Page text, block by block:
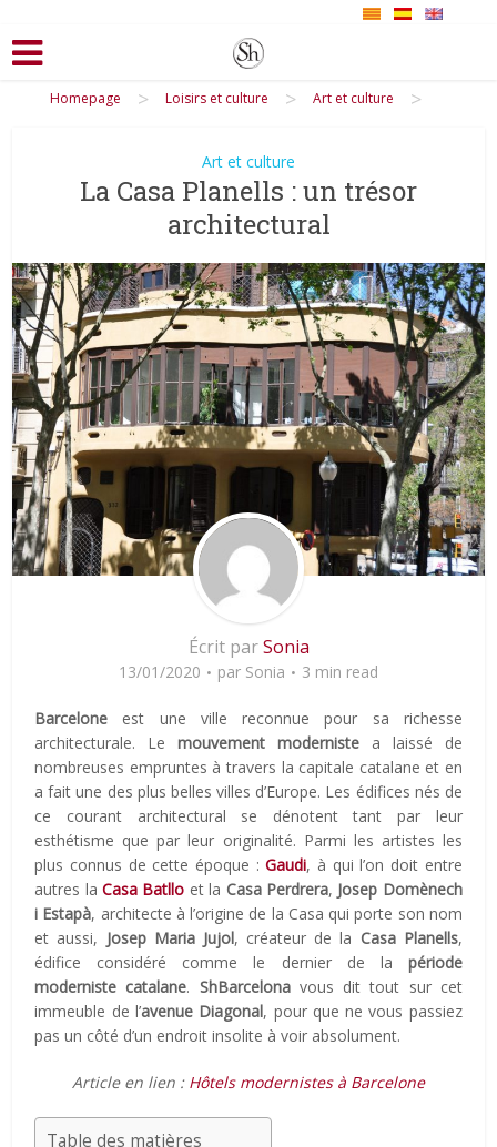
Homepage > Loisirs et culture > Art et culture >
Art et culture
La Casa Planells : un trésor
architectural
Écrit parSonia
13/01/2020 par Sonia 3 min read
Barcelone est une ville reconnue pour sa richesse
architecturale. Lemouvement moderniste a laissé de
nombreuses empruntes à travers la capitale catalane et en
a fait une des plus belles villes d’Europe. Les édifices nés de
ce courant architectural se dénotent tant par leur
esthétisme que par leur originalité. Parmi les artistes les
plus connus de cette époque :Gaudi, à qui l’on doit entre
autres laCasa Batllo et la Casa Perdrera, Josep Domènech
i Estapà, architecte à l’origine de la Casa qui porte son nom
et aussi, Josep Maria Jujol, créateur de la Casa Planells,
édifice considéré comme le dernier de la période
moderniste catalane. ShBarcelonavous dit tout sur cet
immeuble de l’avenue Diagonal, pour que ne vous passiez
pas un côté d’un endroit insolite à voir absolument.
Article en lien : Hôtels modernistes à Barcelone
Table des matières